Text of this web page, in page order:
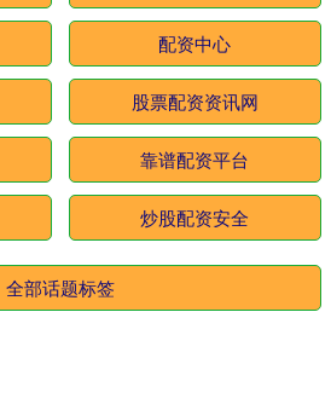
配资中心
股票配资资讯网
靠谱配资平台
炒股配资安全
全部话题标签